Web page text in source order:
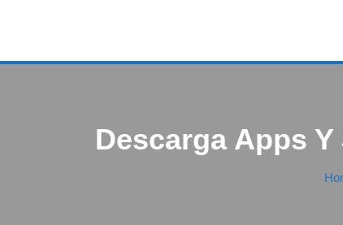
Descarga Apps